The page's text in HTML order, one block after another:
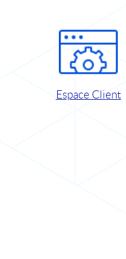
Espace Client